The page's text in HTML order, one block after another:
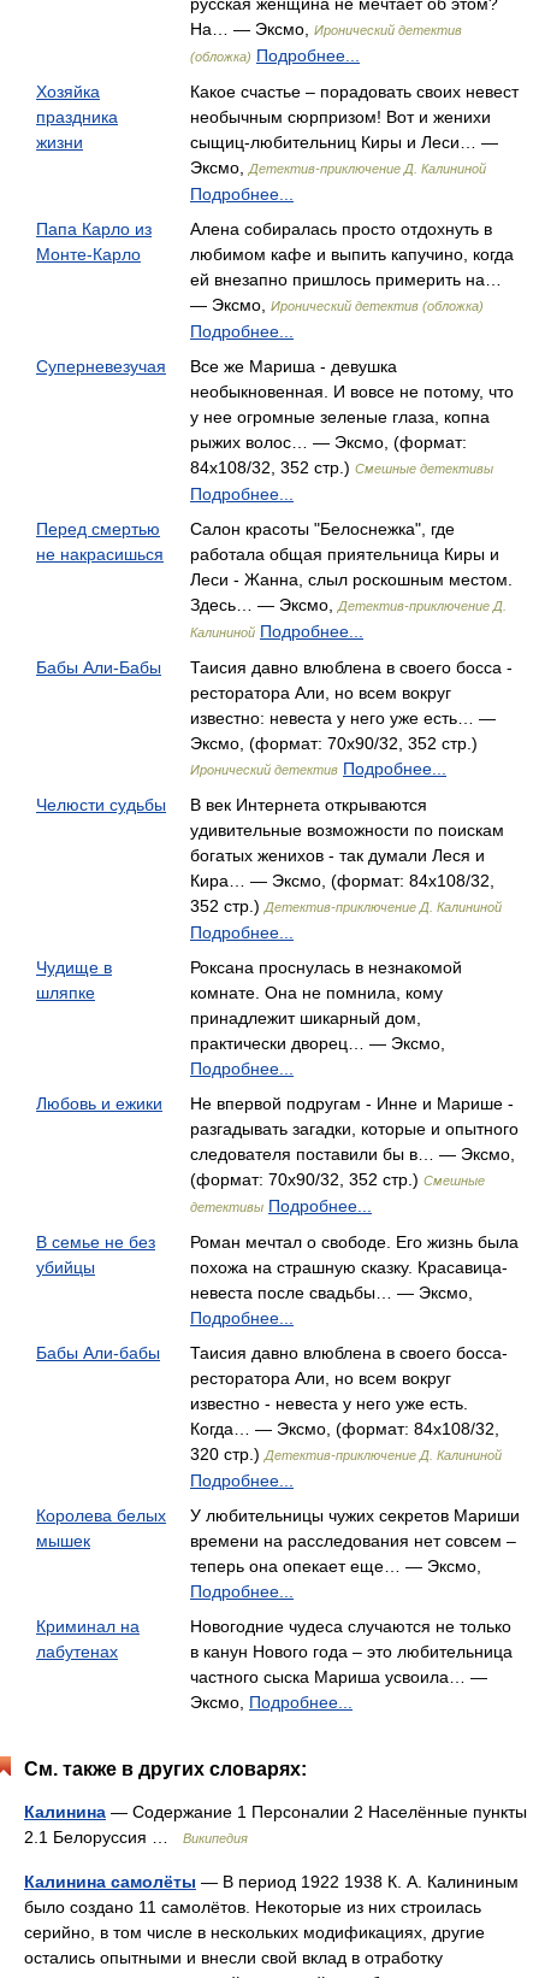
На… — Эксмо,
Иронический детектив
(обложка) Подробнее...
Хозяйка
праздника
жизни
Какое счастье – порадовать своих невест
необычным сюрпризом! Вот и женихи
сыщиц-любительниц Киры и Леси… —
Эксмо,
Детектив-приключение Д. Калининой
Подробнее...
Папа Карло из
Монте-Карло
Алена собиралась просто отдохнуть в
любимом кафе и выпить капучино, когда
ей внезапно пришлось примерить на…
— Эксмо,
Иронический детектив (обложка)
Подробнее...
Суперневезучая
Все же Мариша - девушка
необыкновенная. И вовсе не потому, что
у нее огромные зеленые глаза, копна
рыжих волос… — Эксмо, (формат:
84x108/32, 352 стр.) Смешные детективы
Подробнее...
Перед смертью
не накрасишься
Салон красоты "Белоснежка", где
работала общая приятельница Киры и
Леси - Жанна, слыл роскошным местом.
Здесь… — Эксмо,
Детектив-приключение Д.
Калининой Подробнее...
Бабы Али-Бабы
Таисия давно влюблена в своего босса -
ресторатора Али, но всем вокруг
известно: невеста у него уже есть… —
Эксмо, (формат: 70x90/32, 352 стр.)
Иронический детектив Подробнее...
Челюсти судьбы
В век Интернета открываются
удивительные возможности по поискам
богатых женихов - так думали Леся и
Кира… — Эксмо, (формат: 84x108/32,
352 стр.) Детектив-приключение Д. Калининой
Подробнее...
Чудище в
шляпке
Роксана проснулась в незнакомой
комнате. Она не помнила, кому
принадлежит шикарный дом,
практически дворец… — Эксмо,
Подробнее...
Любовь и ежики
Не впервой подругам - Инне и Марише -
разгадывать загадки, которые и опытного
следователя поставили бы в… — Эксмо,
(формат: 70x90/32, 352 стр.) Смешные
детективы Подробнее...
В семье не без
убийцы
Роман мечтал о свободе. Его жизнь была
похожа на страшную сказку. Красавица-
невеста после свадьбы… — Эксмо,
Подробнее...
Бабы Али-бабы
Таисия давно влюблена в своего босса-
ресторатора Али, но всем вокруг
известно - невеста у него уже есть.
Когда… — Эксмо, (формат: 84x108/32,
320 стр.) Детектив-приключение Д. Калининой
Подробнее...
Королева белых
мышек
У любительницы чужих секретов Мариши
времени на расследования нет совсем –
теперь она опекает еще… — Эксмо,
Подробнее...
Криминал на
лабутенах
Новогодние чудеса случаются не только
в канун Нового года – это любительница
частного сыска Мариша усвоила… —
Эксмо, Подробнее...
См. также в других словарях:
Калинина — Содержание 1 Персоналии 2 Населённые пункты
2.1 Белоруссия …
Википедия
Калинина самолёты — В период 1922 1938 К. А. Калининым
было создано 11 самолётов. Некоторые из них строилась
серийно, в том числе в нескольких модификациях, другие
остались опытными и внесли свой вклад в отработку